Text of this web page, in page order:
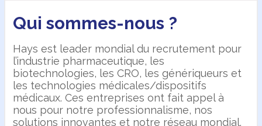
Qui sommes-nous ?
Hays est leader mondial du recrutement pour
l’industrie pharmaceutique, les
biotechnologies, les CRO, les génériqueurs et
les technologies médicales/dispositifs
médicaux. Ces entreprises ont fait appel à
nous pour notre professionnalisme, nos
solutions innovantes et notre réseau mondial.